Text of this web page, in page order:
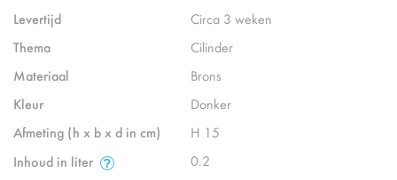
Levertijd
Circa 3 weken
Thema
Cilinder
Materiaal
Brons
Kleur
Donker
Afmeting (h x b x d in cm)
H 15
Inhoud in liter
0.2